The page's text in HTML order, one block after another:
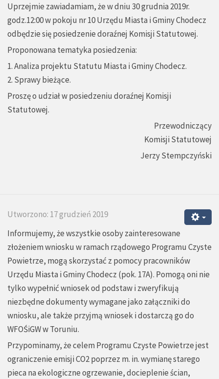
Uprzejmie zawiadamiam, że w dniu 30 grudnia 2019r.
godz.12:00 w pokoju nr 10 Urzędu Miasta i Gminy Chodecz
odbędzie się posiedzenie doraźnej Komisji Statutowej.
Proponowana tematyka posiedzenia:
1. Analiza projektu Statutu Miasta i Gminy Chodecz.
2. Sprawy bieżące.
Proszę o udział w posiedzeniu doraźnej Komisji
Statutowej.
Przewodniczący
Komisji Statutowej
Jerzy Stempczyński
Utworzono: 17 grudzień 2019
Informujemy, że wszystkie osoby zainteresowane
złożeniem wniosku w ramach rządowego Programu Czyste
Powietrze, mogą skorzystać z pomocy pracowników
Urzędu Miasta i Gminy Chodecz (pok. 17A). Pomogą oni nie
tylko wypełnić wniosek od podstaw i zweryfikują
niezbędne dokumenty wymagane jako załączniki do
wniosku, ale także przyjmą wniosek i dostarczą go do
WFOŚiGW w Toruniu.
Przypominamy, że celem Programu Czyste Powietrze jest
ograniczenie emisji CO2 poprzez m. in. wymianę starego
pieca na ekologiczne ogrzewanie, docieplenie ścian,